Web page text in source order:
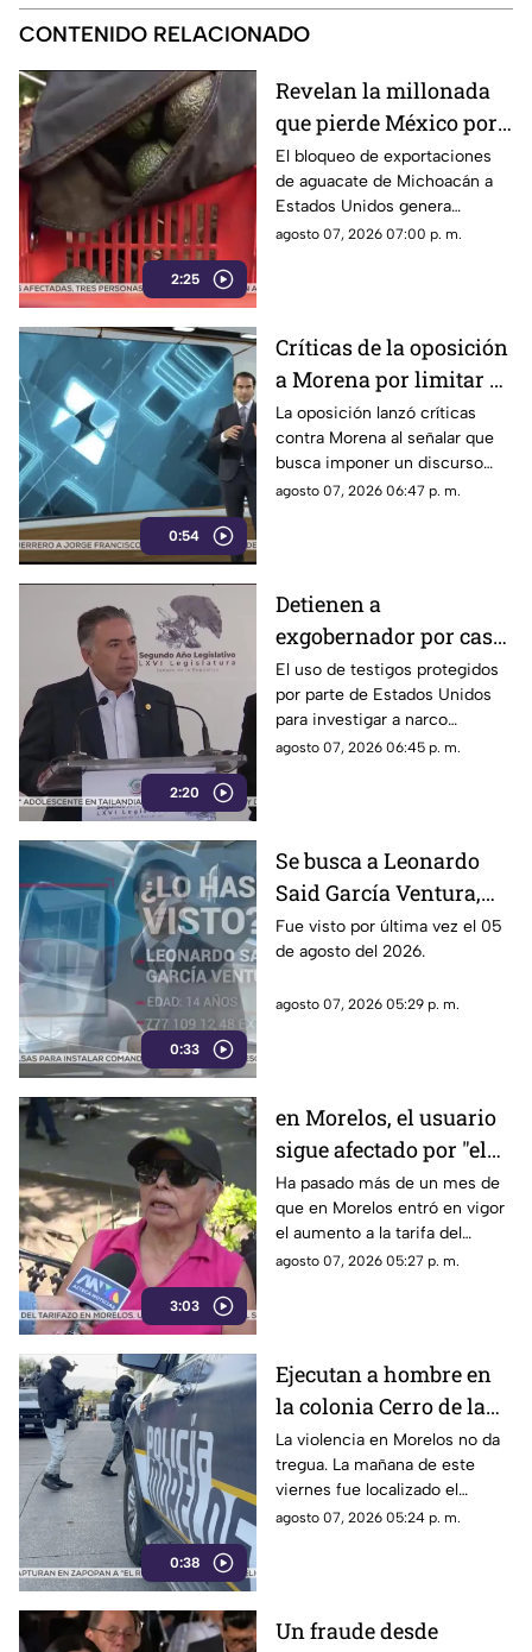
CONTENIDO RELACIONADO
2:25
Revelan la millonada
que pierde México por
el bloqueo de Estados
Unidos al aguacate de
Michoacán
El bloqueo de exportaciones
de aguacate de Michoacán a
Estados Unidos genera
pérdidas millonarias.
agosto 07, 2026 07:00 p. m.
0:54
Críticas de la oposición
a Morena por limitar el
debate político
La oposición lanzó críticas
contra Morena al señalar que
busca imponer un discurso
único y limitar las voces que
agosto 07, 2026 06:47 p. m.
2:20
Detienen a
exgobernador por caso
Ayotzinapa y desaforan
a alcaldes
El uso de testigos protegidos
por parte de Estados Unidos
para investigar a narco
políticos ha sido cuestionado
entre ellos Rubén Rocha y
Enrique Inzunza.
agosto 07, 2026 06:45 p. m.
0:33
Se busca a Leonardo
Said García Ventura,
desaparecido en
Cuernavaca
Fue visto por última vez el 05
de agosto del 2026.
agosto 07, 2026 05:29 p. m.
3:03
en Morelos, el usuario
sigue afectado por "el
tarifazo"
Ha pasado más de un mes de
que en Morelos entró en vigor
el aumento a la tarifa del
transporte público. Un mes,
al interior de las unidades.
agosto 07, 2026 05:27 p. m.
0:38
Ejecutan a hombre en
la colonia Cerro de la
Corona
La violencia en Morelos no da
tregua. La mañana de este
viernes fue localizado el
cuerpo de un hombre con
agosto 07, 2026 05:24 p. m.
Un fraude desde